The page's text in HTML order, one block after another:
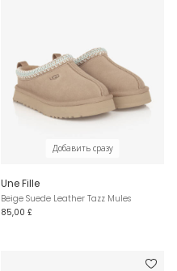
Добавить сразу
Une Fille
Beige Suede Leather Tazz Mules
85,00 £